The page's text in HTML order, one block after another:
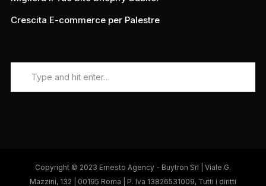
Crescita E-commerce per Palestre
Copyright © 2023 Ernesto Agency - Buytron Srl | Viale G.
Mazzini, 132 | 00195 Roma | P. Iva 13826531009, Tutti i diritti